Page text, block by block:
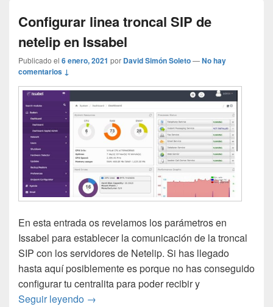
Configurar linea troncal SIP de
netelip en Issabel
Publicado el 6 enero, 2021 por David Simón Soleto—No hay
comentarios ↓
En esta entrada os revelamos los parámetros en
Issabel para establecer la comunicación de la troncal
SIP con los servidores de Netelip. Si has llegado
hasta aquí posiblemente es porque no has conseguido
configurar tu centralita para poder recibir y
Seguir leyendo Configurar linea troncal SIP de netelip en
→